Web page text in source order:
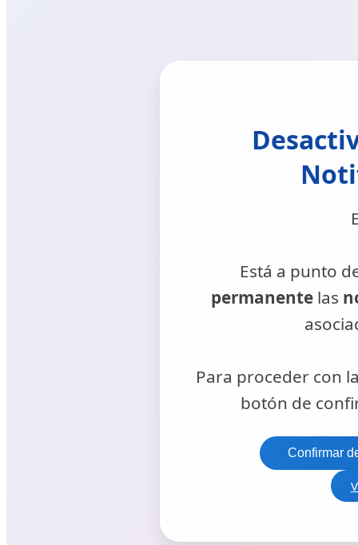
Está a punto
permanente las
Para proceder con
botón de
Confirmar